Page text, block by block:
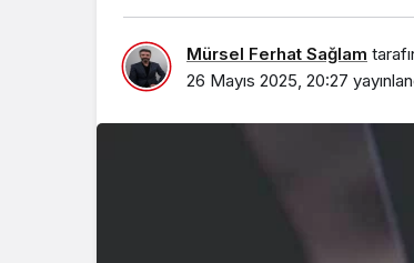
Mürsel Ferhat Sağlam
26 Mayıs 2025, 20:27